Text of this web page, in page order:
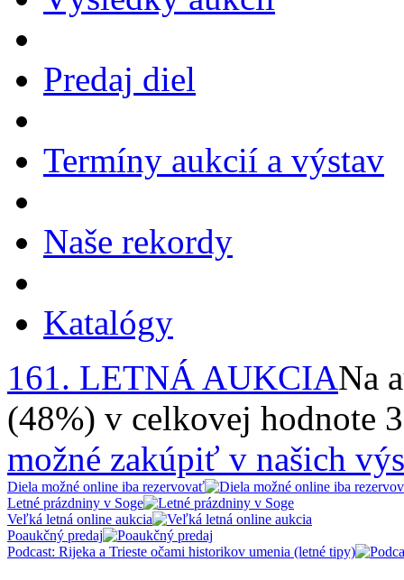
Predaj diel
Termíny aukcií a výstav
Naše rekordy
Katalógy
161. LETNÁ AUKCIANa
(48%) v celkovej hodnote
možné zakúpiť v našich
Diela možné online iba rezervovať
Letné prázdniny v Soge
Veľká letná online aukcia
Poaukčný predaj
Podcast: Rijeka a Trieste očami historikov umenia (letné tipy)